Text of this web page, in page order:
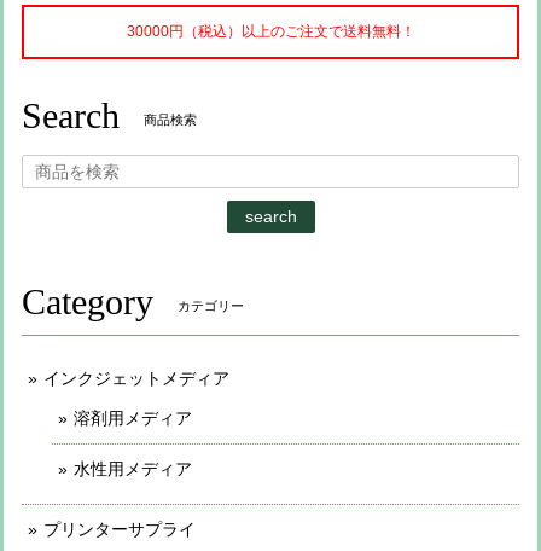
30000円（税込）以上のご注文で送料無料！
Search 商品検索
search
Category カテゴリー
インクジェットメディア
溶剤用メディア
水性用メディア
プリンターサプライ